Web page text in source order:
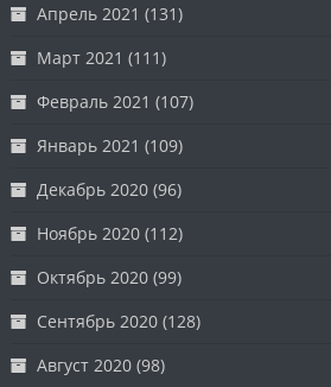
Апрель 2021 (131)
Март 2021 (111)
Февраль 2021 (107)
Январь 2021 (109)
Декабрь 2020 (96)
Ноябрь 2020 (112)
Октябрь 2020 (99)
Сентябрь 2020 (128)
Август 2020 (98)